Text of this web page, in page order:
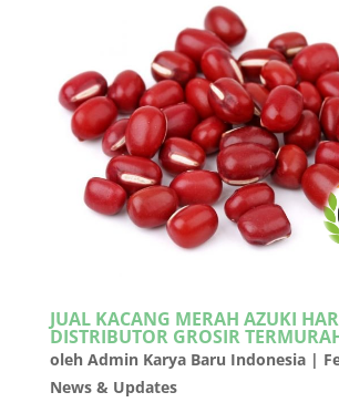
JUAL KACANG MERAH AZUKI
DISTRIBUTOR GROSIR
oleh Admin Karya Baru Indonesia|
News & Updates